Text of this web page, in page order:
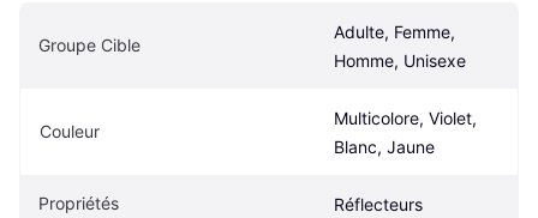
Groupe Cible
Adulte, Femme,
Homme, Unisexe
Couleur
Multicolore, Violet,
Blanc, Jaune
Propriétés Réflecteurs